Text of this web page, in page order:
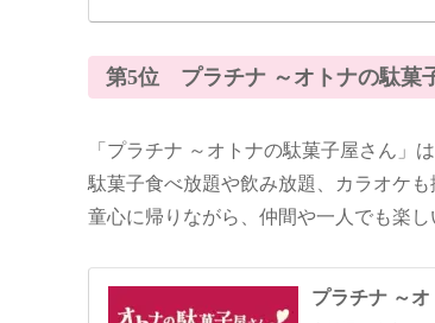
第5位 プラチナ ～オトナの駄菓
「プラチナ ～オトナの駄菓子屋さん」
駄菓子食べ放題や飲み放題、カラオケ
童心に帰りながら、仲間や一人でも楽し
プラチナ ～